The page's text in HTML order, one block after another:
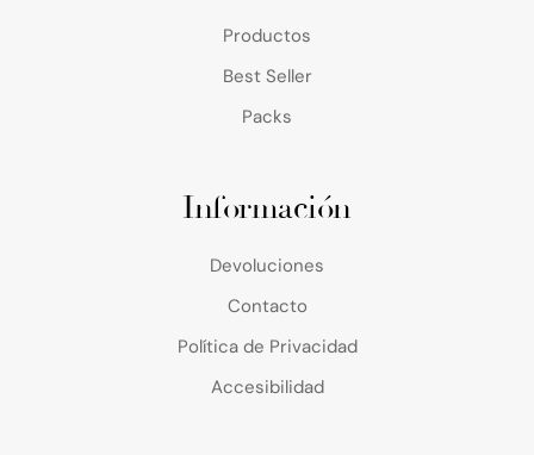
Productos
Best Seller
Packs
Información
Devoluciones
Contacto
Política de Privacidad
Accesibilidad